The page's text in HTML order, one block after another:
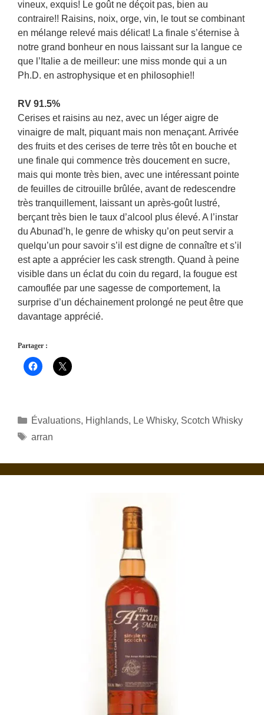
vineux, exquis! Le goût ne déçoit pas, bien au
contraire!! Raisins, noix, orge, vin, le tout se combinant
en mélange relevé mais délicat! La finale s’éternise à
notre grand bonheur en nous laissant sur la langue ce
que l’Italie a de meilleur: une miss monde qui a un
Ph.D. en astrophysique et en philosophie!!
RV 91.5%
Cerises et raisins au nez, avec un léger aigre de
vinaigre de malt, piquant mais non menaçant. Arrivée
des fruits et des cerises de terre très tôt en bouche et
une finale qui commence très doucement en sucre,
mais qui monte très bien, avec une intéressant pointe
de feuilles de citrouille brûlée, avant de redescendre
très tranquillement, laissant un après-goût lustré,
berçant très bien le taux d’alcool plus élevé. A l’instar
du Abunad’h, le genre de whisky qu’on peut servir a
quelqu’un pour savoir s’il est digne de connaître et s’il
est apte a apprécier les cask strength. Quand à peine
visible dans un éclat du coin du regard, la fougue est
camouflée par une sagesse de comportement, la
surprise d’un déchainement prolongé ne peut être que
davantage apprécié.
Partager :
Catégories
Évaluations, Highlands, Le Whisky, Scotch Whisky
Étiquettes
arran